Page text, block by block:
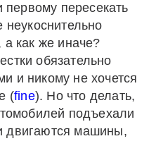
пересекать
неукоснительно
как же иначе?
обязательно
и никому не хочется
(fine). Но что делать,
подъехали
двигаются машины,